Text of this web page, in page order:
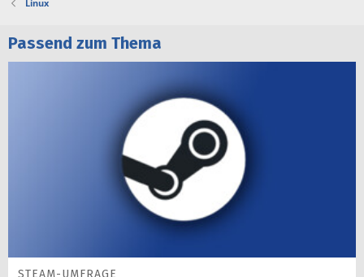
Linux
Passend zum Thema
STEAM-UMFRAGE